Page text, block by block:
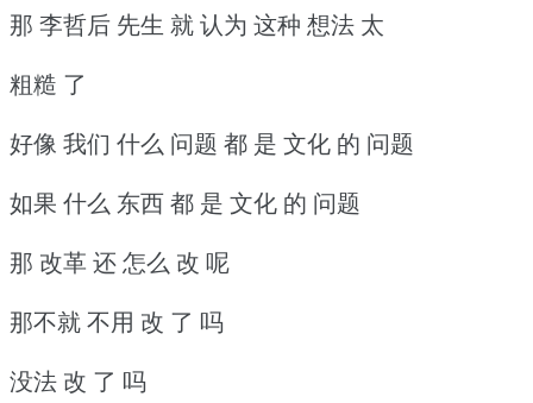
那 李哲后 先生 就 认为 这种 想法 太
粗糙 了
好像 我们 什么 问题 都 是 文化 的 问题
如果 什么 东西 都 是 文化 的 问题
那 改革 还 怎么 改 呢
那不就 不用 改 了 吗
没法 改 了 吗